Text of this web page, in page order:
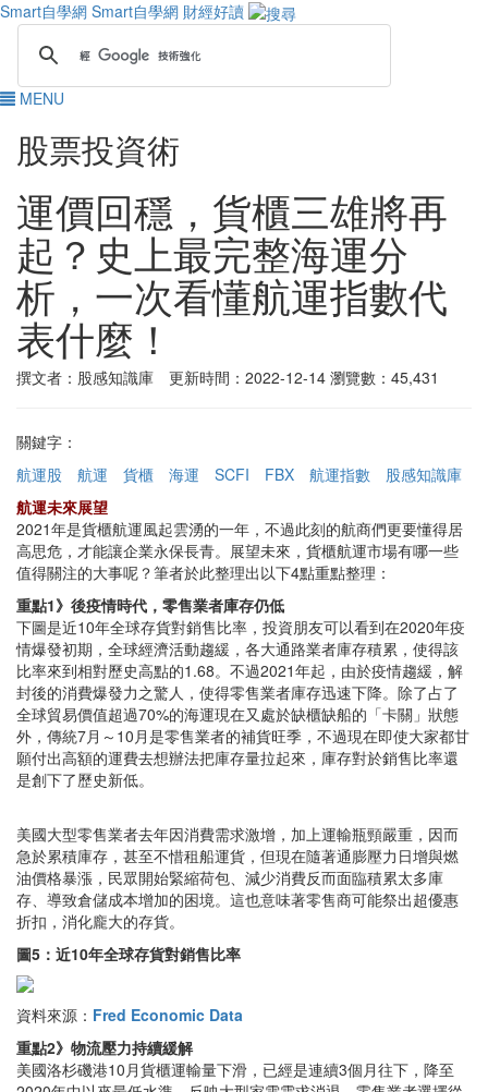
Smart自學網 Smart自學網 財經好讀
MENU
股票投資術
運價回穩，貨櫃三雄將再
起？史上最完整海運分
析，一次看懂航運指數代
表什麼！
撰文者：股感知識庫 更新時間：2022-12-14 瀏覽數：45,431
關鍵字：
航運股
航運 貨櫃 海運 SCFI FBX 航運指數
股感知識庫
航運未來展望
2021年是貨櫃航運風起雲湧的一年，不過此刻的航商們更要懂得居
高思危，才能讓企業永保長青。展望未來，貨櫃航運市場有哪一些
值得關注的大事呢？筆者於此整理出以下4點重點整理：
重點1》後疫情時代，零售業者庫存仍低
下圖是近10年全球存貨對銷售比率，投資朋友可以看到在2020年疫
情爆發初期，全球經濟活動趨緩，各大通路業者庫存積累，使得該
比率來到相對歷史高點的1.68。不過2021年起，由於疫情趨緩，解
封後的消費爆發力之驚人，使得零售業者庫存迅速下降。除了占了
全球貿易價值超過70%的海運現在又處於缺櫃缺船的「卡關」狀態
外，傳統7月～10月是零售業者的補貨旺季，不過現在即使大家都甘
願付出高額的運費去想辦法把庫存量拉起來，庫存對於銷售比率還
是創下了歷史新低。
美國大型零售業者去年因消費需求激增，加上運輸瓶頸嚴重，因而
急於累積庫存，甚至不惜租船運貨，但現在隨著通膨壓力日增與燃
油價格暴漲，民眾開始緊縮荷包、減少消費反而面臨積累太多庫
存、導致倉儲成本增加的困境。這也意味著零售商可能祭出超優惠
折扣，消化龐大的存貨。
圖5：近10年全球存貨對銷售比率
資料來源： Fred Economic Data
重點2》物流壓力持續緩解
美國洛杉磯港10月貨櫃運輸量下滑，已經是連續3個月往下，降至